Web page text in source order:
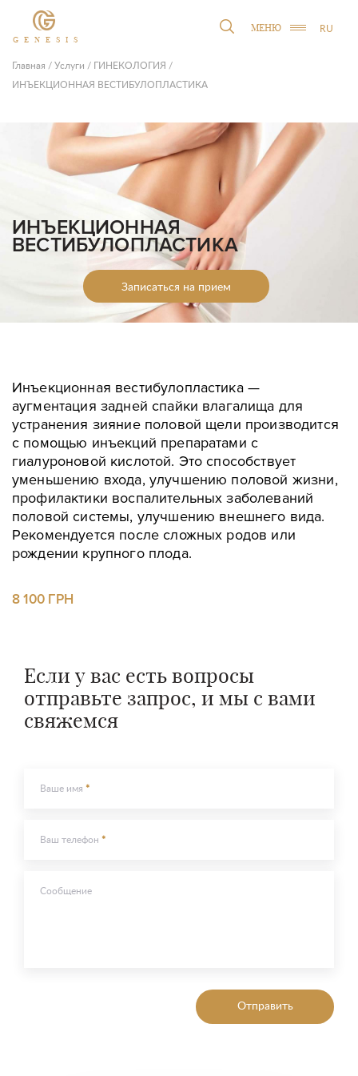
GENESIS
МЕНЮ RU
Главная /Услуги / ГИНЕКОЛОГИЯ /
ИНЪЕКЦИОННАЯ ВЕСТИБУЛОПЛАСТИКА
ИНЪЕКЦИОННАЯ
ВЕСТИБУЛОПЛАСТИКА
Записаться на прием
Инъекционная вестибулопластика —
аугментация задней спайки влагалища для
устранения зияние половой щели производится
с помощью инъекций препаратами с
гиалуроновой кислотой. Это способствует
уменьшению входа, улучшению половой жизни,
профилактики воспалительных заболеваний
половой системы, улучшению внешнего вида.
Рекомендуется после сложных родов или
рождении крупного плода.
8 100 ГРН
Если у вас есть вопросы
отправьте запрос, и мы с вами
свяжемся
Ваше имя
Ваш телефон
Сообщение
Отправить
Оставить контакты
Ваше имя Ваш телефон
Оставить контакты
Ваше имя Ваш телефон